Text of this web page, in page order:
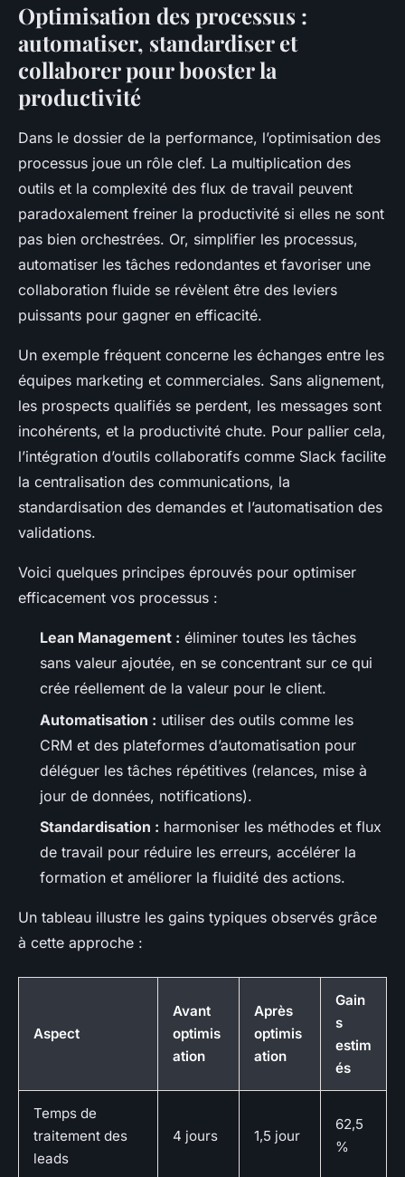
Optimisation des processus :
automatiser, standardiser et
collaborer pour booster la
productivité
Dans le dossier de la performance, l’optimisation des
processus joue un rôle clef. La multiplication des
outils et la complexité des flux de travail peuvent
paradoxalement freiner la productivité si elles ne sont
pas bien orchestrées. Or, simplifier les processus,
automatiser les tâches redondantes et favoriser une
collaboration fluide se révèlent être des leviers
puissants pour gagner en efficacité.
Un exemple fréquent concerne les échanges entre les
équipes marketing et commerciales. Sans alignement,
les prospects qualifiés se perdent, les messages sont
incohérents, et la productivité chute. Pour pallier cela,
l’intégration d’outils collaboratifs comme Slack facilite
la centralisation des communications, la
standardisation des demandes et l’automatisation des
validations.
Voici quelques principes éprouvés pour optimiser
efficacement vos processus :
Lean Management : éliminer toutes les tâches
sans valeur ajoutée, en se concentrant sur ce qui
crée réellement de la valeur pour le client.
Automatisation : utiliser des outils comme les
CRM et des plateformes d’automatisation pour
déléguer les tâches répétitives (relances, mise à
jour de données, notifications).
Standardisation : harmoniser les méthodes et flux
de travail pour réduire les erreurs, accélérer la
formation et améliorer la fluidité des actions.
Un tableau illustre les gains typiques observés grâce
à cette approche :
Aspect
Avant
optimis
ation
Après
optimis
ation
Gain
s
estim
és
Temps de
traitement des
leads
4 jours 1,5 jour
62,5
%